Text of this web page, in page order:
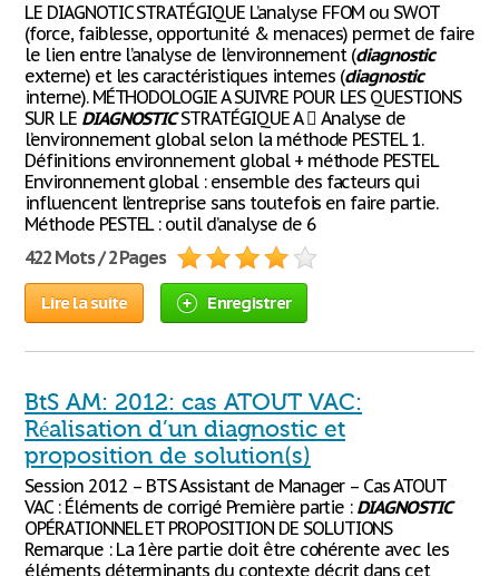
LE DIAGNOTIC STRATÉGIQUE L’analyse FFOM ou SWOT
(force, faiblesse, opportunité & menaces) permet de faire
le lien entre l’analyse de l’environnement (diagnostic
externe) et les caractéristiques internes (diagnostic
interne). MÉTHODOLOGIE A SUIVRE POUR LES QUESTIONS
SUR LE DIAGNOSTICSTRATÉGIQUE A  Analyse de
l’environnement global selon la méthode PESTEL 1.
Définitions environnement global + méthode PESTEL
Environnement global : ensemble des facteurs qui
influencent l’entreprise sans toutefois en faire partie.
Méthode PESTEL : outil d’analyse de 6
422 Mots / 2 Pages
Lire la suite Enregistrer
BtS AM: 2012: cas ATOUT VAC:
Réalisation d’un diagnostic et
proposition de solution(s)
Session 2012 – BTS Assistant de Manager – Cas ATOUT
VAC : Éléments de corrigé Première partie : DIAGNOSTIC
OPÉRATIONNEL ET PROPOSITION DE SOLUTIONS
Remarque : La 1ère partie doit être cohérente avec les
éléments déterminants du contexte décrit dans cet